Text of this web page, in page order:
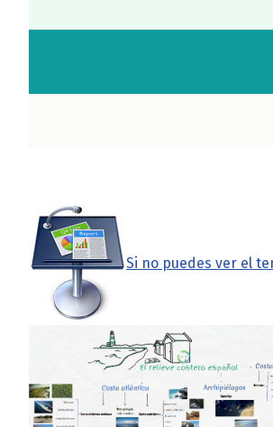
Si no puedes ver el